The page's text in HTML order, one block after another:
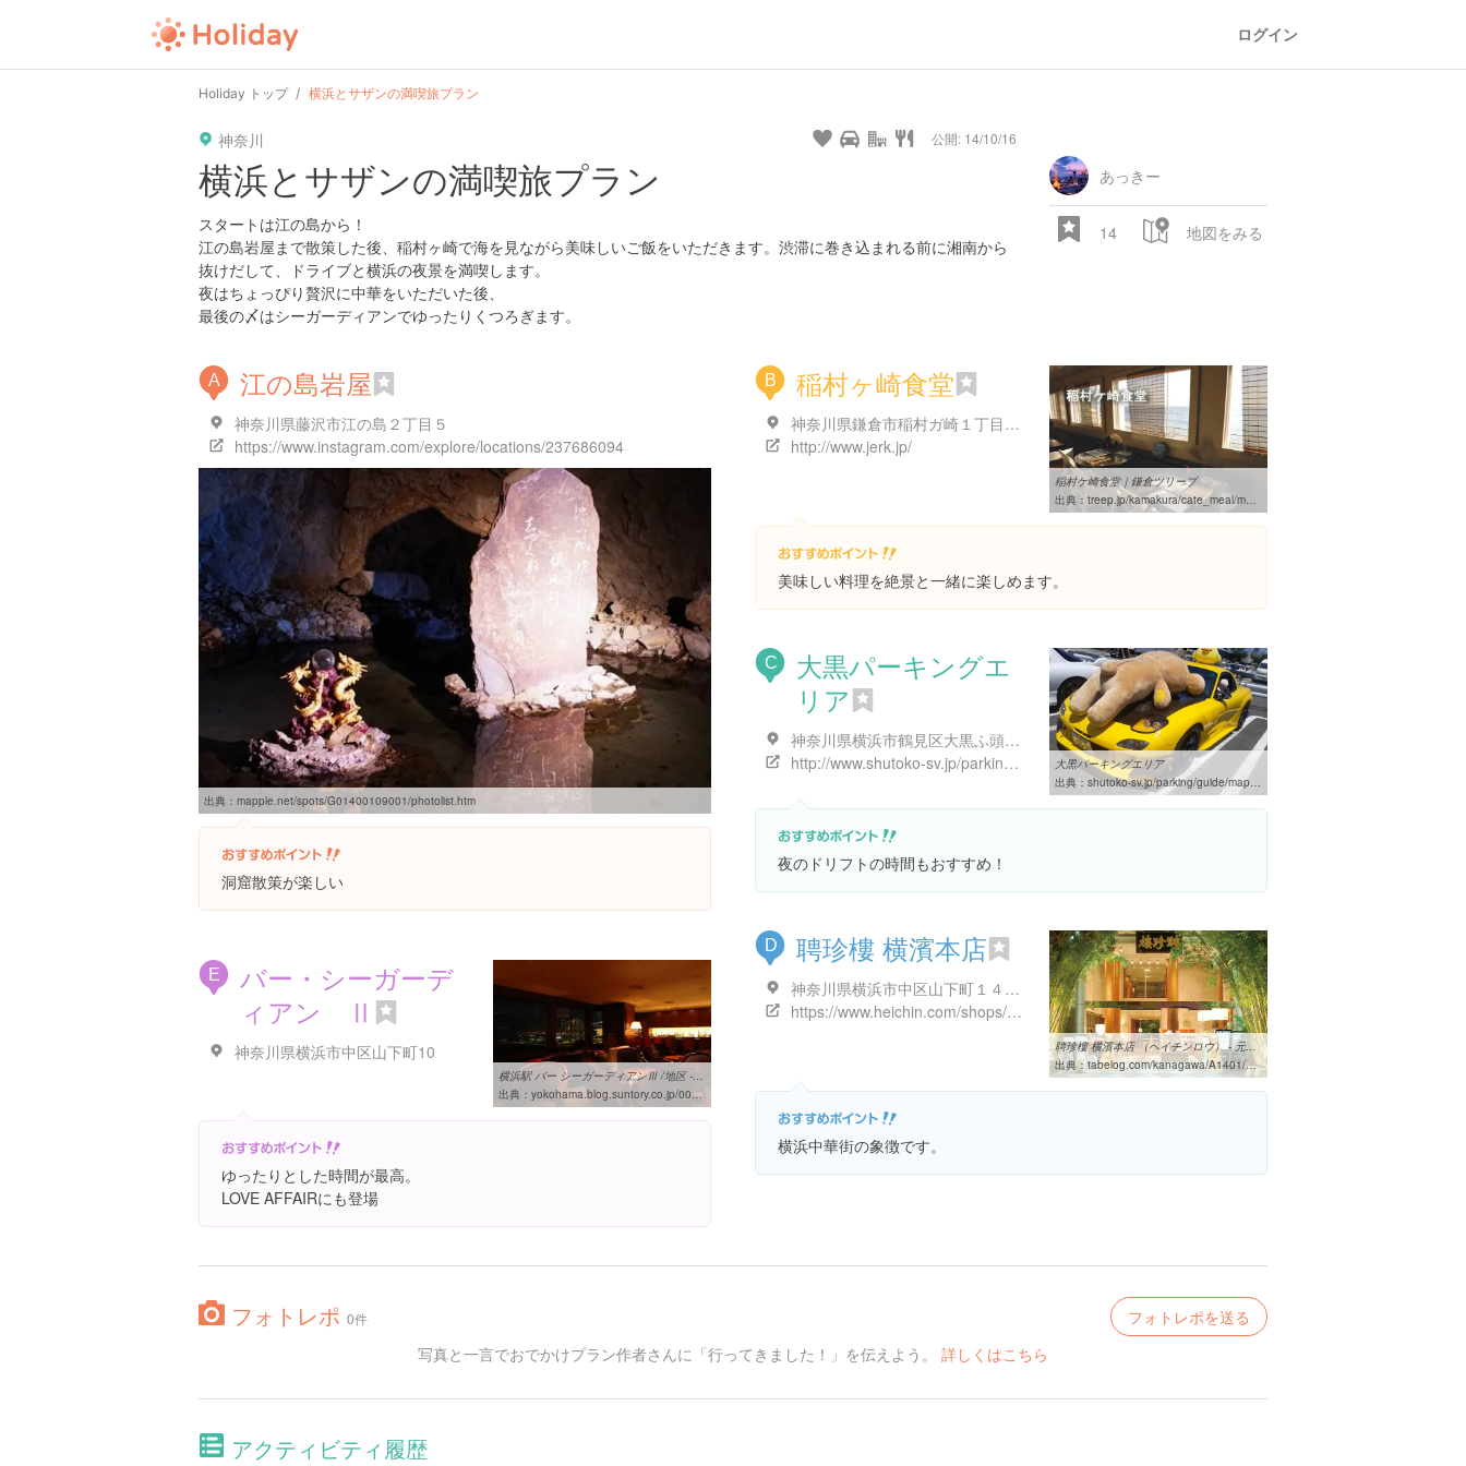
ログイン
Holiday トップ 横浜とサザンの満喫旅プラン
神奈川 公開: 14/10/16
横浜とサザンの満喫旅プラン
スタートは江の島から！
江の島岩屋まで散策した後、稲村ヶ崎で海を見ながら美味しいご飯をいただきます。渋滞に巻き込まれる前に湘南から
抜けだして、ドライブと横浜の夜景を満喫します。
夜はちょっぴり贅沢に中華をいただいた後、
最後の〆はシーガーディアンでゆったりくつろぎます。
あっきー
14 地図をみる
A 江の島岩屋
神奈川県藤沢市江の島２丁目５
https://www.instagram.com/explore/locations/237686094
出典： mapple.net/spots/G01400109001/photolist.htm
洞窟散策が楽しい
B 稲村ヶ崎食堂
神奈川県鎌倉市稲村ガ崎１丁目１５-９
http://www.jerk.jp/
稲村ケ崎食堂｜鎌倉ツリープ
出典： treep.jp/kamakura/cate_meal/meal_inashoku.html
美味しい料理を絶景と一緒に楽しめます。
C
大黒パーキングエ
リア
神奈川県横浜市鶴見区大黒ふ頭１５
http://www.shutoko-sv.jp/parking/guide/map_09.html
大黒パーキングエリア
出典： shutoko-sv.jp/parking/guide/map_09.html
夜のドリフトの時間もおすすめ！
D 聘珍樓 横濱本店
神奈川県横浜市中区山下町１４９ 中華街大通中央
https://www.heichin.com/shops/%E8%81%98%E7%8F%8D%E6%A8%93%E6%A8%AA%E6%BF%B1%E6%9C%AC%E5%BA%97/
聘珍樓 横濱本店 （ヘイチンロウ） - 元町・中華街/広東料理 [食べログ]
出典：tabelog.com/kanagawa/A1401/A140105/14000140
横浜中華街の象徴です。
E
バー・シーガーデ
ィアン Ⅱ
神奈川県横浜市中区山下町10
横浜駅 バー シーガーディアンⅢ /地区 - サントリー横浜グルメガイド ...
出典： yokohama.blog.suntory.co.jp/001672.html
ゆったりとした時間が最高。
LOVE AFFAIRにも登場
フォトレポ 0件
フォトレポを送る
写真と一言でおでかけプラン作者さんに「行ってきました！」を伝えよう。 詳しくはこちら
アクティビティ履歴